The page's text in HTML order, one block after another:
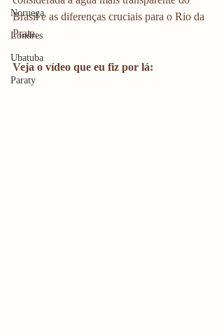
Noruega
Londres
Ubatuba
Paraty
Brasil e as diferenças cruciais para o Rio da
Prata.
Veja o vídeo que eu fiz por lá: